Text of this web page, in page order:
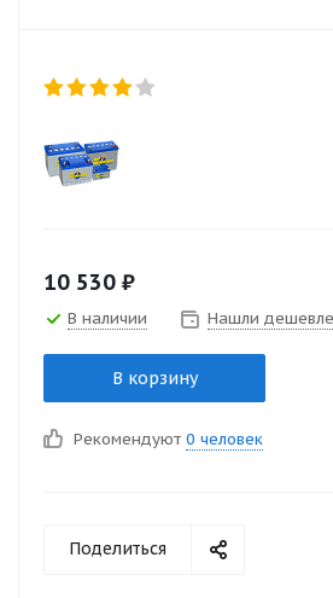
10 530 ₽
В наличии Нашли
В корзину
Рекомендуют 0 человек
Поделиться